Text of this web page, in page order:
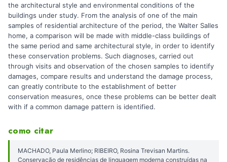
the architectural style and environmental conditions of the
buildings under study. From the analysis of one of the main
samples of residential architecture of the period, the Walter Salles
home, a comparison will be made with middle-class buildings of
the same period and same architectural style, in order to identify
these conservation problems. Such diagnoses, carried out
through visits and observation of the chosen samples to identify
damages, compare results and understand the damage process,
can greatly contribute to the establishment of better
conservation measures, once these problems can be better dealt
with if a common damage pattern is identified.
como citar
MACHADO, Paula Merlino; RIBEIRO, Rosina Trevisan Martins.
Conservação de residências de linguagem moderna construídas na